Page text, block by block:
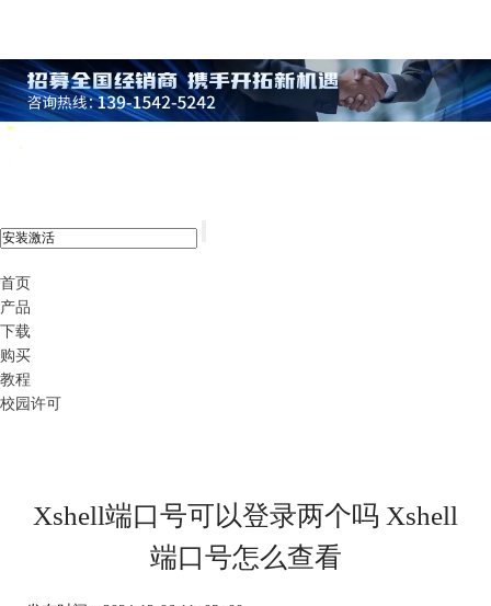
首页
产品
下载
购买
教程
校园许可
Xshell端口号可以登录两个吗 Xshell
端口号怎么查看